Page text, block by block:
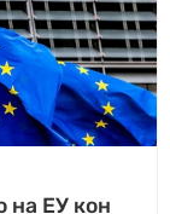
на ЕУ кон